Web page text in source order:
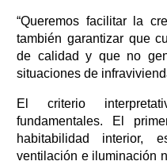
“Queremos facilitar la
también garantizar que
de calidad y que no
situaciones de
El criterio
fundamentales. El
habitabilidad interior,
ventilación e iluminación